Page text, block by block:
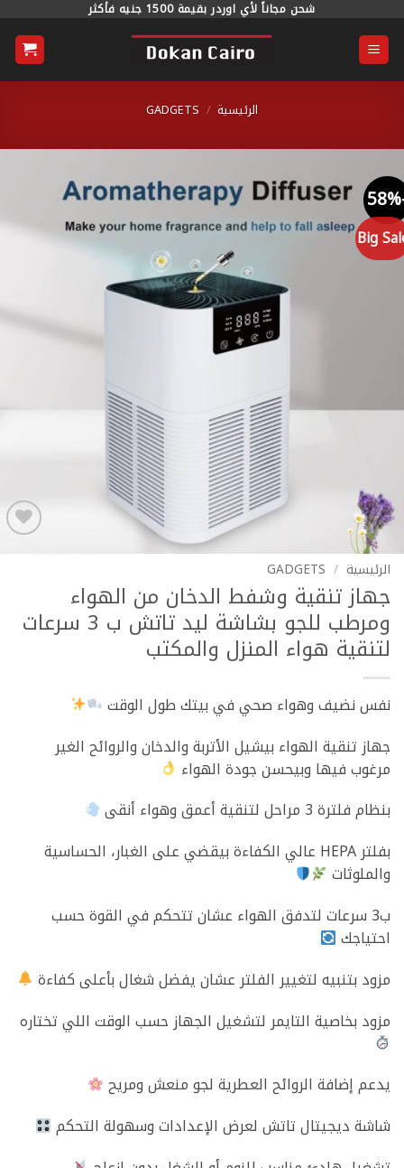
شحن مجاناً لأي اوردر بقيمة 1500 جنيه فأكثر
الرئيسية /
GADGETS
Big
الرئيسية GADGETS
جهاز تنقية وشفط الدخان من الهواء
ومرطب للجو بشاشة ليد تاتش ب 3 سرعات
لتنقية هواء المنزل والمكتب
نفس نضيف وهواء صحي في بيتك طول الوقت
جهاز تنقية الهواء بيشيل الأتربة والدخان والروائح الغير
مرغوب فيها وبيحسن جودة الهواء
بنظام فلترة 3 مراحل لتنقية أعمق وهواء أنقى
بفلتر HEPA عالي الكفاءة بيقضي على الغبار، الحساسية
والملوثات
ب3 سرعات لتدفق الهواء عشان تتحكم في القوة حسب
احتياجك
مزود بتنبيه لتغيير الفلتر عشان يفضل شغال بأعلى كفاءة
مزود بخاصية التايمر لتشغيل الجهاز حسب الوقت اللي تختاره
يدعم إضافة الروائح العطرية لجو منعش ومريح
شاشة ديجيتال تاتش لعرض الإعدادات وسهولة التحكم